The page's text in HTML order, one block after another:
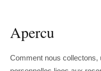
Apercu
Comment nous collectons,